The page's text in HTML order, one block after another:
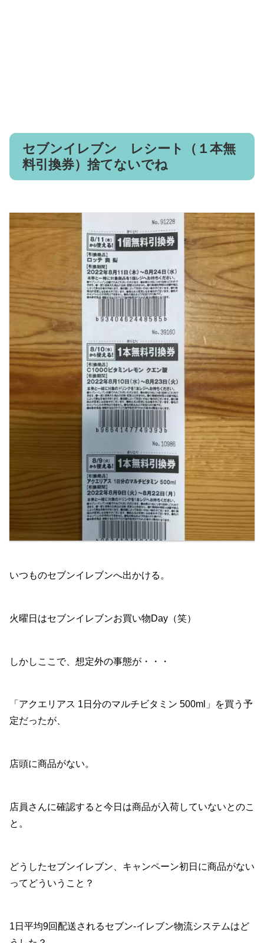
セブンイレブン レシート（１本無
料引換券）捨てないでね
いつものセブンイレブンへ出かける。
火曜日はセブンイレブンお買い物Day（笑）
しかしここで、想定外の事態が・・・
「アクエリアス 1日分のマルチビタミン 500ml」を買う予
定だったが、
店頭に商品がない。
店員さんに確認すると今日は商品が入荷していないとのこ
と。
どうしたセブンイレブン、キャンペーン初日に商品がない
ってどういうこと？
1日平均9回配送されるセブン-イレブン物流システムはど